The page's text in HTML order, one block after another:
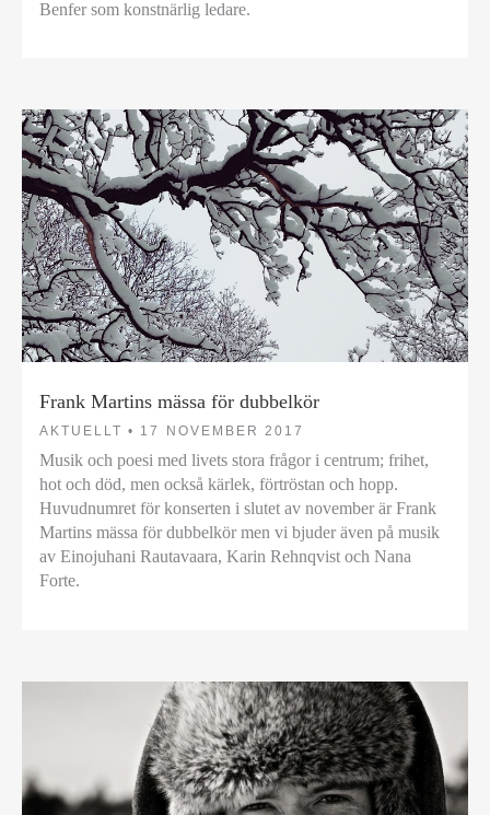
Benfer som konstnärlig ledare.
Frank Martins mässa för dubbelkör
AKTUELLT • 17 NOVEMBER 2017
Musik och poesi med livets stora frågor i centrum; frihet,
hot och död, men också kärlek, förtröstan och hopp.
Huvudnumret för konserten i slutet av november är Frank
Martins mässa för dubbelkör men vi bjuder även på musik
av Einojuhani Rautavaara, Karin Rehnqvist och Nana
Forte.